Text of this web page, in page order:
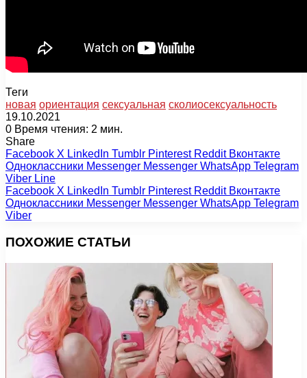
Теги
новая ориентация сексуальная сколиосексуальность
19.10.2021
0 Время чтения: 2 мин.
Share
Facebook X LinkedIn Tumblr Pinterest Reddit Вконтакте
Одноклассники Messenger Messenger WhatsApp Telegram
Viber Line
Facebook X LinkedIn Tumblr Pinterest Reddit Вконтакте
Одноклассники Messenger Messenger WhatsApp Telegram
Viber
ПОХОЖИЕ СТАТЬИ